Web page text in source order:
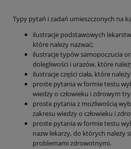
Typy pytań i zadań umieszczonych na
ilustracje podstawowych
które należy nazwać;
ilustracje typów samopoczucia
dolegliwości i urazów, które
ilustracje części ciała, które
proste pytania w formie testu
wiedzy o człowieku i zdrowym
proste pytania z możliwością
zakresu wiedzy o człowieku i
proste pytania w formie testu
nazw lekarzy, do których należy
problemami zdrowotnymi.